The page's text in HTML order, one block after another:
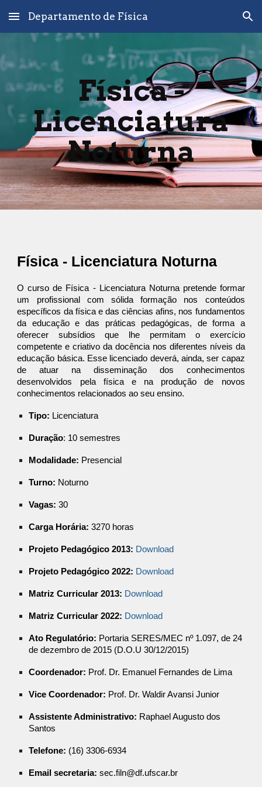
Skip to main content Skip to navigation
Departamento de Física
Física -
Licenciatura
Noturna
Física - Licenciatura Noturna
O curso de Física - Licenciatura Noturna pretende formar
um profissional com sólida formação nos conteúdos
específicos da física e das ciências afins, nos fundamentos
da educação e das práticas pedagógicas, de forma a
oferecer subsídios que lhe permitam o exercício
competente e criativo da docência nos diferentes níveis da
educação básica. Esse licenciado deverá, ainda, ser capaz
de atuar na disseminação dos conhecimentos
desenvolvidos pela física e na produção de novos
conhecimentos relacionados ao seu ensino.
Tipo: Licenciatura
Duração: 10 semestres
Modalidade: Presencial
Turno: Noturno
Vagas: 30
Carga Horária: 3270 horas
Projeto Pedagógico 2013: Download
Projeto Pedagógico 2022: Download
Matriz Curricular 2013: Download
Matriz Curricular 2022: Download
Ato Regulatório: Portaria SERES/MEC nº 1.097, de 24
de dezembro de 2015 (D.O.U 30/12/2015)
Coordenador: Prof. Dr. Emanuel Fernandes de Lima
ViceCoordenador: Prof. Dr.Waldir Avansi Junior
Assistente Administrativo: Raphael Augusto dos
Santos
Telefone: (16) 3306-6934
Email secretaria: sec.filn@df.ufscar.br